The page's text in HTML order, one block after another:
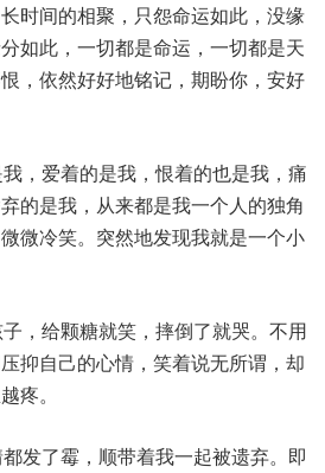
时间的相聚，只怨命运如此，没缘
如此，一切都是命运，一切都是天
，依然好好地铭记，期盼你，安好
，爱着的是我，恨着的也是我，痛
的是我，从来都是我一个人的独角
微冷笑。突然地发现我就是一个小
，给颗糖就笑，摔倒了就哭。不用
抑自己的心情，笑着说无所谓，却
疼。
发了霉，顺带着我一起被遗弃。即